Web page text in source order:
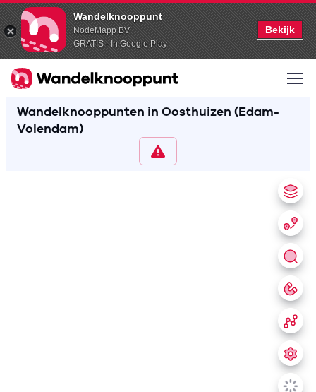
Wandelknooppunt
NodeMapp BV
GRATIS - In Google Play
Bekijk
Wandelknooppunten in Oosthuizen (Edam-
Volendam)